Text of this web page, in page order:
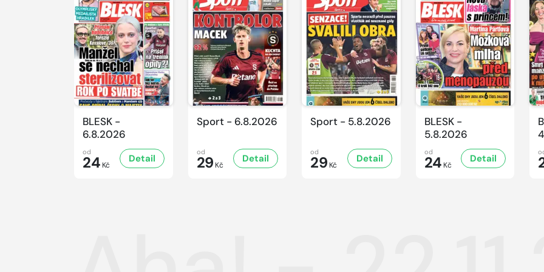
BLESK -
6.8.2026
od
24 Kč
Detail
Sport - 6.8.2026
od
29 Kč
Detail
Sport - 5.8.2026
od
29 Kč
Detail
BLESK -
5.8.2026
od
24 Kč
Detail